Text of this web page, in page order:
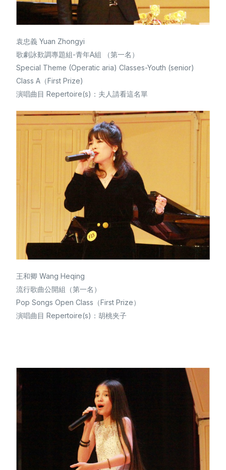
袁忠義 Yuan Zhongyi
歌劇詠歎調專題組-青年A組 （第一名）
Special Theme (Operatic aria) Classes-Youth (senior)
Class A（First Prize)
演唱曲目 Repertoire(s)：夫人請看這名單
王和卿 Wang Heqing
流行歌曲公開組（第一名）
Pop Songs Open Class（First Prize）
演唱曲目 Repertoire(s)：胡桃夹子